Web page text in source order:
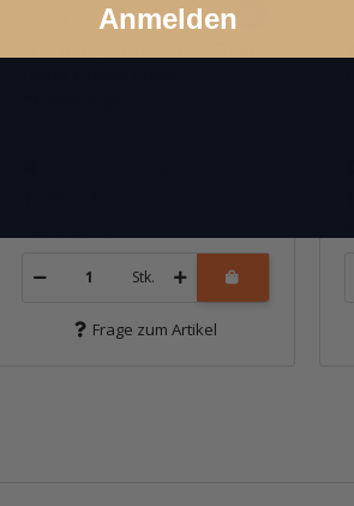
Stk.
Frage zum Artikel
Anmelden